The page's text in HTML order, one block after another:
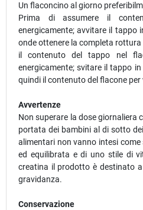
Un flaconcino al giorno
Prima di assumere il
energicamente; avvitare il tappo
onde ottenere la completa
il contenuto del tappo nel
energicamente; svitare il tappo
quindi il contenuto del flacone per
Avvertenze
Non superare la dose giornaliera
portata dei bambini al di sotto
alimentari non vanno intesi
ed equilibrata e di uno stile di
creatina il prodotto è destinato
gravidanza.
Conservazione